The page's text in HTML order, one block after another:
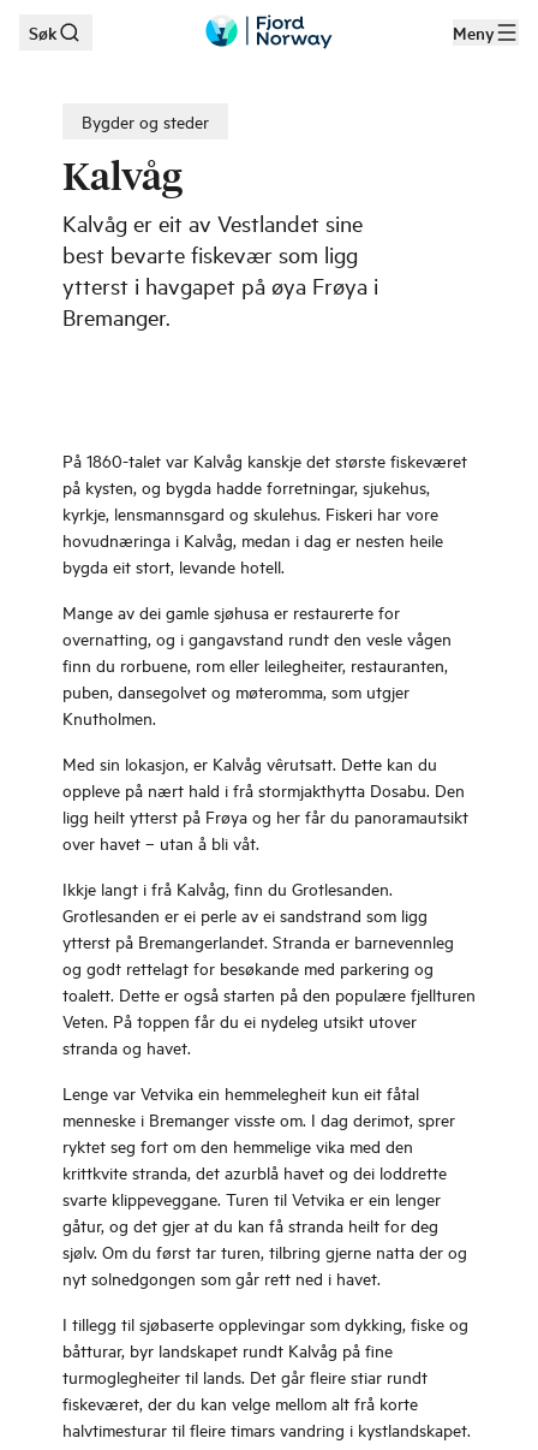
Hopp til hovedinnhold
Søk Meny
Bygder og steder
Kalvåg
Kalvåg er eit av Vestlandet sine
best bevarte fiskevær som ligg
ytterst i havgapet på øya Frøya i
Bremanger.
På 1860-talet var Kalvåg kanskje det største fiskeværet
på kysten, og bygda hadde forretningar, sjukehus,
kyrkje, lensmannsgard og skulehus. Fiskeri har vore
hovudnæringa i Kalvåg, medan i dag er nesten heile
bygda eit stort, levande hotell.
Mange av dei gamle sjøhusa er restaurerte for
overnatting, og i gangavstand rundt den vesle vågen
finn du rorbuene, rom eller leilegheiter, restauranten,
puben, dansegolvet og møteromma, som utgjer
Knutholmen.
Med sin lokasjon, er Kalvåg vêrutsatt. Dette kan du
oppleve på nært hald i frå stormjakthytta Dosabu. Den
ligg heilt ytterst på Frøya og her får du panoramautsikt
over havet – utan å bli våt.
Ikkje langt i frå Kalvåg, finn du Grotlesanden.
Grotlesanden er ei perle av ei sandstrand som ligg
ytterst på Bremangerlandet. Stranda er barnevennleg
og godt rettelagt for besøkande med parkering og
toalett. Dette er også starten på den populære fjellturen
Veten. På toppen får du ei nydeleg utsikt utover
stranda og havet.
Lenge var Vetvika ein hemmelegheit kun eit fåtal
menneske i Bremanger visste om. I dag derimot, sprer
ryktet seg fort om den hemmelige vika med den
krittkvite stranda, det azurblå havet og dei loddrette
svarte klippeveggane. Turen til Vetvika er ein lenger
gåtur, og det gjer at du kan få stranda heilt for deg
sjølv. Om du først tar turen, tilbring gjerne natta der og
nyt solnedgongen som går rett ned i havet.
I tillegg til sjøbaserte opplevingar som dykking, fiske og
båtturar, byr landskapet rundt Kalvåg på fine
turmoglegheiter til lands. Det går fleire stiar rundt
fiskeværet, der du kan velge mellom alt frå korte
halvtimesturar til fleire timars vandring i kystlandskapet.